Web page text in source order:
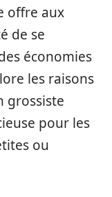
offre aux
de se
économies
les raisons
grossiste
pour les
ou